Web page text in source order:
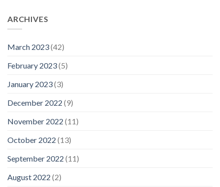
ARCHIVES
March 2023(42)
February 2023(5)
January 2023(3)
December 2022 (9)
November 2022 (11)
October 2022 (13)
September 2022 (11)
August 2022 (2)